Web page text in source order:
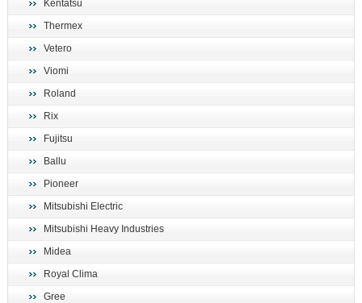
Kentatsu
Thermex
Vetero
Viomi
Roland
Rix
Fujitsu
Ballu
Pioneer
Mitsubishi Electric
Mitsubishi Heavy Industries
Midea
Royal Clima
Gree